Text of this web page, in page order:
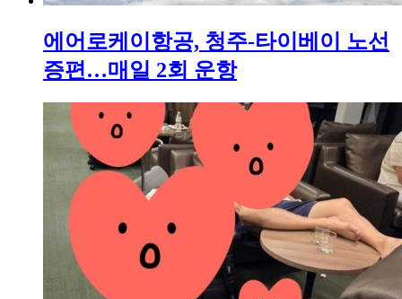
에어로케이항공, 청주-타이베이 노선
증편…매일 2회 운항